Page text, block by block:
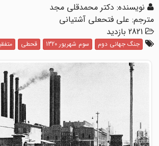
نویسنده: دکتر محمدقلی مجد
علی فتحعلی آشتیانی
2821 بازدید
جنگ جهانی دوم سوم شهریور 1320 قحطی متفقین